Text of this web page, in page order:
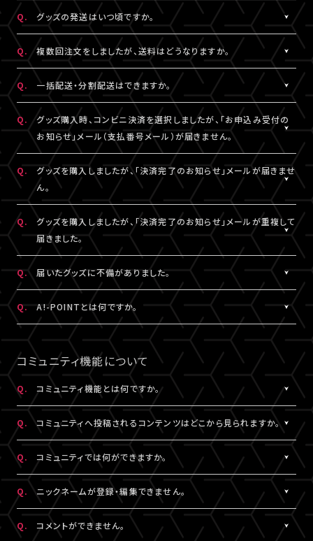
す。
その場合は、末尾1桁か2桁を削除、もしくは未記入にてお手続きを
お試しください。
A.
関税はお客様ご自身でお支払いください。関税の計算は各国税関
の判断によります。
また、現地税関での商品配達停止に関しては、当サービスは一切
の責任を負いかねます。
DHLにおきましては現地カスタマーサービスにお問い合わせくだ
さい。
http://www.dhl.com/en/contact_center.html
Q. グッズの発送はいつ頃ですか。
A.
公演・グッズにより異なります。「マイページ」内「グッズ購入情報」
にて発送状況の確認ができます。
※グッズの発送後、「グッズ発送完了のお知らせ」メールが配信さ
れます。
通信の関係上、メールが届かない可能性もございますので、必ず、
「マイページ」内「グッズ購入情報」よりご確認ください。
Q. 複数回注文をしましたが、送料はどうなりますか。
A.
注文番号ごとに送料がかかります。
同日・同公演の注文でも、注文番号が異なれば送料は都度発生
し、注文番号の異なる商品をまとめて発送することはできません。
Q. 一括配送・分割配送はできますか。
A.
注文番号ごとの発送となります。
同日・同公演の注文でも、注文番号の異なる商品をまとめて、また
は分割して発送することはできません。
Q.
グッズ購入時、コンビニ決済を選択しましたが、「お申込み受付の
お知らせ」メール（支払番号メール）が届きません。
コンビニ決済を選択された場合、「お申込み受付のお知らせ」メー
ル（支払番号メール）は、LIVESHIPにご登録のA!-ID（メールアドレ
ス）宛に【@liveship.tokyo】ドメインから配信しております。
“迷惑メール”として自動振り分け・受信拒否されていないかご確
認ください。
なお、支払番号は支払期限内であれば、「マイページ」内「グッズ購
入情報」にも記載されておりますので、ご確認ください。
Q.
グッズを購入しましたが、「決済完了のお知らせ」メールが届きませ
ん。
A.
「決済完了のお知らせ」メールは、LIVESHIPにご登録のA!-ID（メー
ルアドレス）宛に【@liveship.tokyo】ドメインから配信しておりま
す。 “迷惑メール”として自動振り分け・受信拒否されていないかご
確認ください。
※「決済完了のお知らせ」メールが届いていない場合は、「マイペ
ージ」内「グッズ購入情報」をご確認ください。
Q.
グッズを購入しましたが、「決済完了のお知らせ」メールが重複して
届きました。
「決済完了のお知らせ」メールが2通以上届いた場合、誤ってグッズ
を重複してご購入されている可能性がございます。
詳細を記載のうえ、
こちらよりご連絡ください。
Q. 届いたグッズに不備がありました。
お手数ですが、詳細を記載のうえ、商品到着後14日以内に下記よ
りお問い合わせください。
グッズ配送・お届け済み商品に関して
【A!SMART お問い合わせ窓口】
https://www.asmart.jp/support
Q. A!-POINTとは何ですか。
A.
A!-POINTとは、一部のA!-IDサービスで使える・貯める事ができる
ポイントサービスです。
商品代金(税込)の1％がポイントとなり、商品代金以外の送料/手
数料については、ポイント付与対象外です。
A!-POINTは商品の発送後、約2週間で加算されます。
ポイントの残高、有効期限、付与履歴については
A!-IDサイト
にロ
グイン後、マイページよりご確認いただけます。
なお、LIVESHIPでのポイント利用はできません。A!-POINT・A!-ID
についてはこちら
※ポイントの現金への換金はできません。
※ポイントを他人に譲渡したり、別のA!-IDでの保有ポイントと合
算してご使用いただく事はできません。
コミュニティ機能について
Q. コミュニティ機能とは何ですか。
A.
配信視聴ページに投稿される期間限定コンテンツをお楽しみいた
だける機能です。
コミュニティ機能が提供されている配信に限り、対象の視聴チケッ
トを購入したユーザーのみがご利用・閲覧することができます。
なお、各公演・視聴チケット種別によりコミュニティ機能の有無は
異なります。
また、コミュニティごと（配信ごと）に、コンテンツの内容や投稿頻
Q. コミュニティへ投稿されるコンテンツはどこから見られますか。
A.
対象の視聴チケットを購入したA!-ID（メールアドレス）とパスワー
ドでログインのうえ、配信視聴ページ内「スペシャル」から閲覧する
ことができます。
Q. コミュニティでは何ができますか。
A.
配信視聴ページに投稿される期間限定コンテンツをお楽しみいた
だけるほか、投稿されたコンテンツに対して、コメントやリアクショ
ンをすることができます。
また、他のユーザーのコメントに対してもリアクションをすること
Q. ニックネームが登録・編集できません。
A.
コメントをするには、ニックネームの設定が必要です。
ニックネームは「マイページ」内「投稿設定」にて登録・変更が可能
Q. コメントができません。